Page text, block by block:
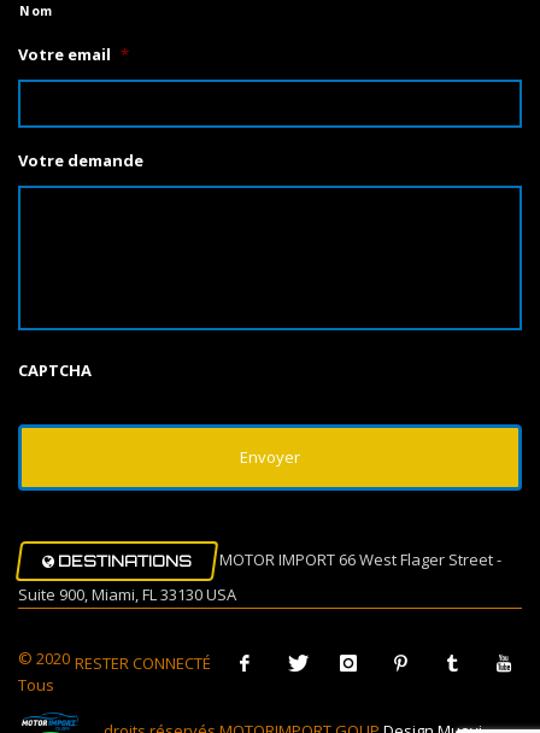
Nom
Votre email *
Votre demande
CAPTCHA
DESTINATIONS
MOTOR IMPORT 66 West Flager Street -
Suite 900, Miami, FL 33130 USA
RESTER CONNECTÉ
© 2020
Tous